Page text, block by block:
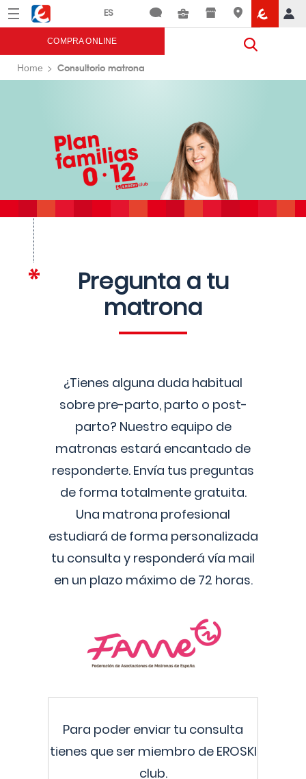
Menú Eroski
COMPRA ONLINE
Home Consultorio matrona
Pregunta a tu
matrona
¿Tienes alguna duda habitual
sobre pre-parto, parto o post-
parto? Nuestro equipo de
matronas estará encantado de
responderte. Envía tus preguntas
de forma totalmente gratuita.
Una matrona profesional
estudiará de forma personalizada
tu consulta y responderá vía mail
en un plazo máximo de 72 horas.
Para poder enviar tu consulta
tienes que ser miembro de EROSKI
club.